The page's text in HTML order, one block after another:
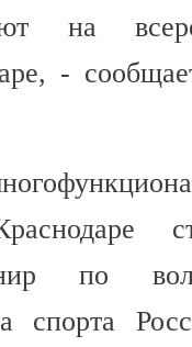
на
-
по
спорта